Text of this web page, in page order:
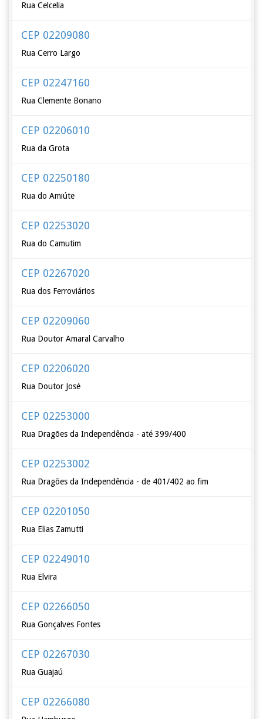
Rua Celcelia
CEP 02209080
Rua Cerro Largo
CEP 02247160
Rua Clemente Bonano
CEP 02206010
Rua da Grota
CEP 02250180
Rua do Amiúte
CEP 02253020
Rua do Camutim
CEP 02267020
Rua dos Ferroviários
CEP 02209060
Rua Doutor Amaral Carvalho
CEP 02206020
Rua Doutor José
CEP 02253000
Rua Dragões da Independência - até 399/400
CEP 02253002
Rua Dragões da Independência - de 401/402 ao fim
CEP 02201050
Rua Elias Zamutti
CEP 02249010
Rua Elvira
CEP 02266050
Rua Gonçalves Fontes
CEP 02267030
Rua Guajaú
CEP 02266080